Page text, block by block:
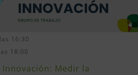
16:30
18:00
Medir la